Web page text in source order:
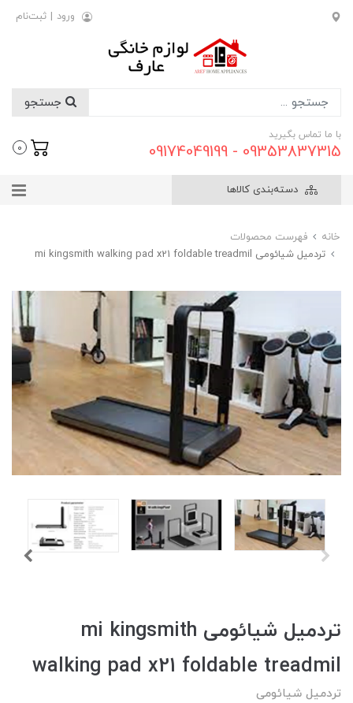
ورود | ثبت‌نام
با ما تماس بگیرید
09353837315 - 09174049199
0
دسته‌بندی کالاها
خانه
فهرست محصولات
تردمیل شیائومی mi kingsmith walking pad x21 foldable treadmil
تردمیل شیائومی mi kingsmith
walking pad x21 foldable treadmil
تردمیل شیائومی